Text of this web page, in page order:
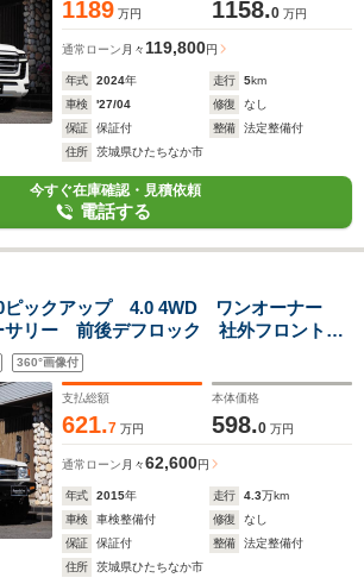
1189 万円 1158.0 万円
通常ローン 月々 119,800円
年式 2024年 走行 5km
車検
'27/04 修復
なし
保証
保証付 整備
法定整備付
住所
茨城県ひたちなか市
今すぐ在庫確認・見積依頼
電話する
ピックアップ 4.0 4WD ワンオーナー
リー 前後デフロック 社外フロントバ
パー フェンダーミラー サブバッテリ
バン登録構造変更済み
360°画像付
支払総額
621.7 万円
本体価格
598.0 万円
通常ローン 月々62,600円
年式 2015年 走行 4.3万km
車検
車検整備付 修復
なし
保証
保証付 整備
法定整備付
住所
茨城県ひたちなか市